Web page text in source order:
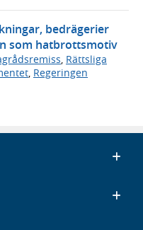
bedrägerier
som hatbrottsmotiv
, Rättsliga
, Regeringen